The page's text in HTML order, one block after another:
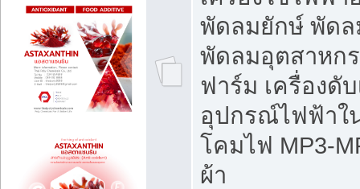
พัดลมยักษ์ พัด
พัดลมอุตสาหก
ฟาร์ม เครื่องดั
อุปกรณ์ไฟฟ้าใ
โคมไฟ MP3-
ผ้า